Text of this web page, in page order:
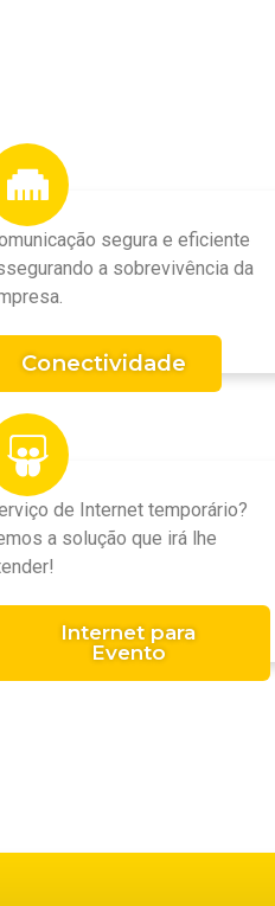
segura e eficiente
a sobrevivência da
Conectividade
de Internet temporário?
a solução que irá lhe
Internet para
Evento